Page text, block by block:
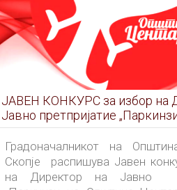
ЈАВЕН КОНКУРС за избор на Директор на
Јавно претпријатие „Паркинзи на Општина
Центар“ – Скопје
Градоначалникот на
Скопје распишува Јавен
на Директор на Јавно